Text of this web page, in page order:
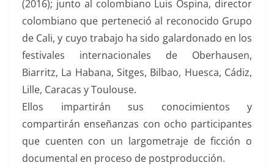
(2016); junto al colombiano Luis Ospina, director
colombiano que perteneció al reconocido Grupo
de Cali, y cuyo trabajo ha sido galardonado en los
festivales internacionales de Oberhausen,
Biarritz, La Habana, Sitges, Bilbao, Huesca, Cádiz,
Lille, Caracas y Toulouse.
Ellos impartirán sus conocimientos y
compartirán enseñanzas con ocho participantes
que cuenten con un largometraje de ficción o
documental en proceso de postproducción.